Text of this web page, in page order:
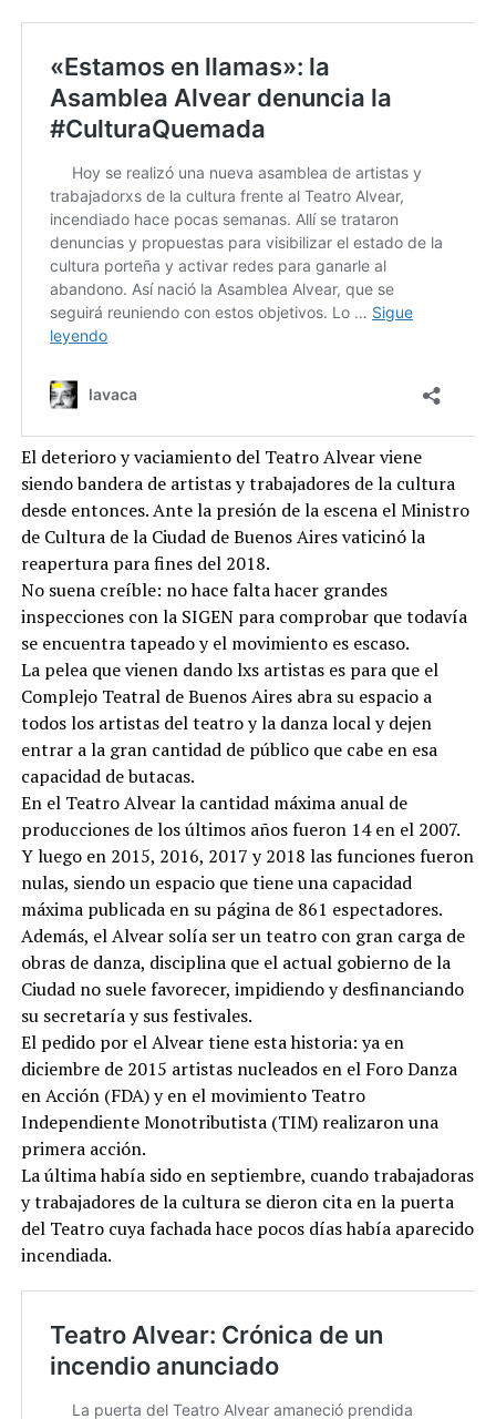
El deterioro y vaciamiento del Teatro Alvear viene
siendo bandera de artistas y trabajadores de la cultura
desde entonces. Ante la presión de la escena el Ministro
de Cultura de la Ciudad de Buenos Aires vaticinó la
reapertura para fines del 2018.
No suena creíble: no hace falta hacer grandes
inspecciones con la SIGEN para comprobar que todavía
se encuentra tapeado y el movimiento es escaso.
La pelea que vienen dando lxs artistas es para que el
Complejo Teatral de Buenos Aires abra su espacio a
todos los artistas del teatro y la danza local y dejen
entrar a la gran cantidad de público que cabe en esa
capacidad de butacas.
En el Teatro Alvear la cantidad máxima anual de
producciones de los últimos años fueron 14 en el 2007.
Y luego en 2015, 2016, 2017 y 2018 las funciones fueron
nulas, siendo un espacio que tiene una capacidad
máxima publicada en su página de 861 espectadores.
Además, el Alvear solía ser un teatro con gran carga de
obras de danza, disciplina que el actual gobierno de la
Ciudad no suele favorecer, impidiendo y desfinanciando
su secretaría y sus festivales.
El pedido por el Alvear tiene esta historia: ya en
diciembre de 2015 artistas nucleados en el Foro Danza
en Acción (FDA) y en el movimiento Teatro
Independiente Monotributista (TIM) realizaron una
primera acción.
La última había sido en septiembre, cuando trabajadoras
y trabajadores de la cultura se dieron cita en la puerta
del Teatro cuya fachada hace pocos días había aparecido
incendiada.